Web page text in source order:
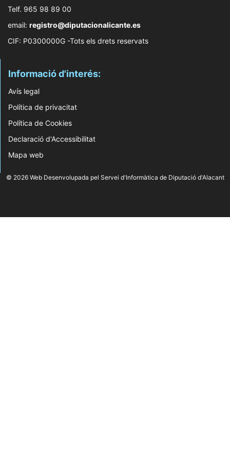
Telf. 965 98 89 00
email: registro@diputacionalicante.es
CIF: P0300000G -Tots els drets reservats
Informació d'interés:
Avís legal
Política de privacitat
Política de Cookies
Declaració d'Accessibilitat
Mapa web
© 2026 Web Desenvolupada pel Servei d'Informàtica de Diputació d'Alacant